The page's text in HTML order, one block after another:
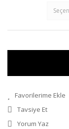
Tavsiye Et
Yorum Yaz